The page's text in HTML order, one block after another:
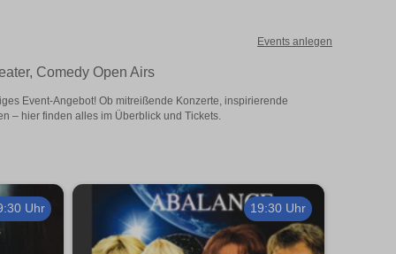
Events anlegen
Comedy Open Airs
Event-Angebot! Ob mitreißende Konzerte, inspirierende
– hier finden alles im Überblick und Tickets.
Uhr 19:30 Uhr